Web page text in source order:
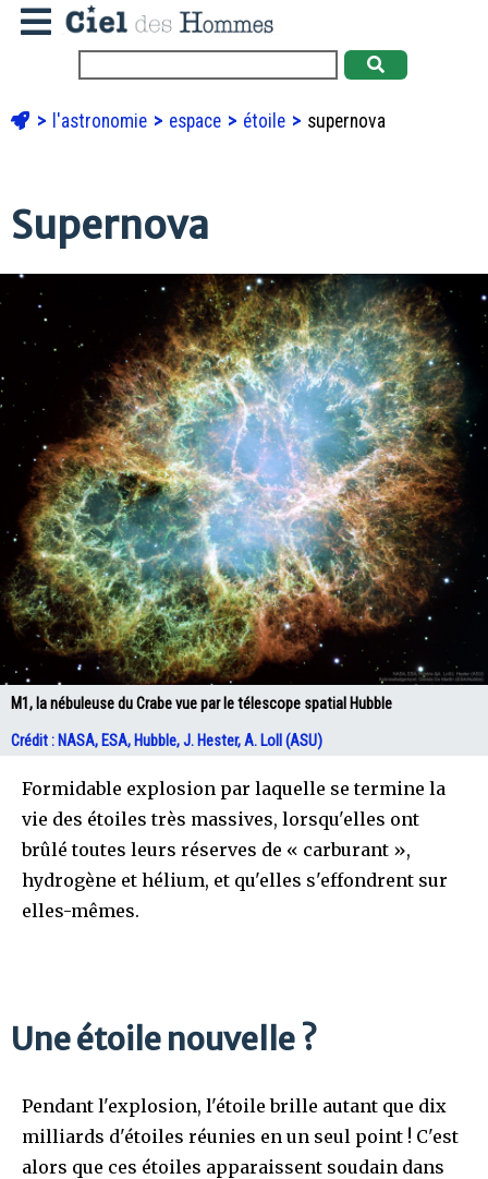
l'astronomie espace étoile supernova
Supernova
M1, la nébuleuse du Crabe vue par le télescope spatial Hubble
Crédit : NASA, ESA, Hubble, J. Hester, A. Loll (ASU)
Formidable explosion par laquelle se termine la
vie des étoiles très massives, lorsqu'elles ont
brûlé toutes leurs réserves de « carburant »,
hydrogène et hélium, et qu'elles s'effondrent sur
elles-mêmes.
Une étoile nouvelle ?
Pendant l'explosion, l'étoile brille autant que dix
milliards d'étoiles réunies en un seul point ! C'est
alors que ces étoiles apparaissent soudain dans